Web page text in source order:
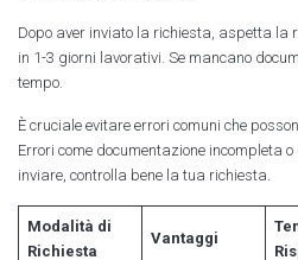
Dopo aver inviato la richiesta, aspetta la
in 1-3 giorni lavorativi. Se mancano
tempo.
È cruciale evitare errori comuni che
Errori come documentazione incompleta
inviare, controlla bene la tua richiesta.
Modalità di
Richiesta
Vantaggi